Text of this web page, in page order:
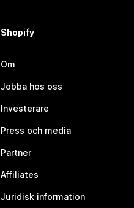
Shopify
Om
Jobba hos oss
Investerare
Press och media
Partner
Affiliates
Juridisk information